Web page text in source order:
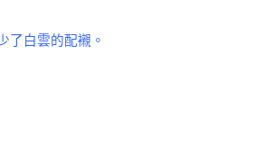
了白雲的配襯。